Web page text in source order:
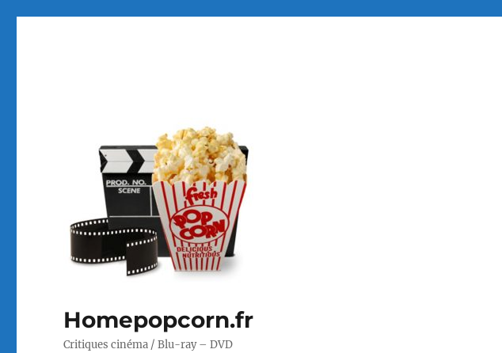
Homepopcorn.fr
Critiques cinéma / Blu-ray – DVD